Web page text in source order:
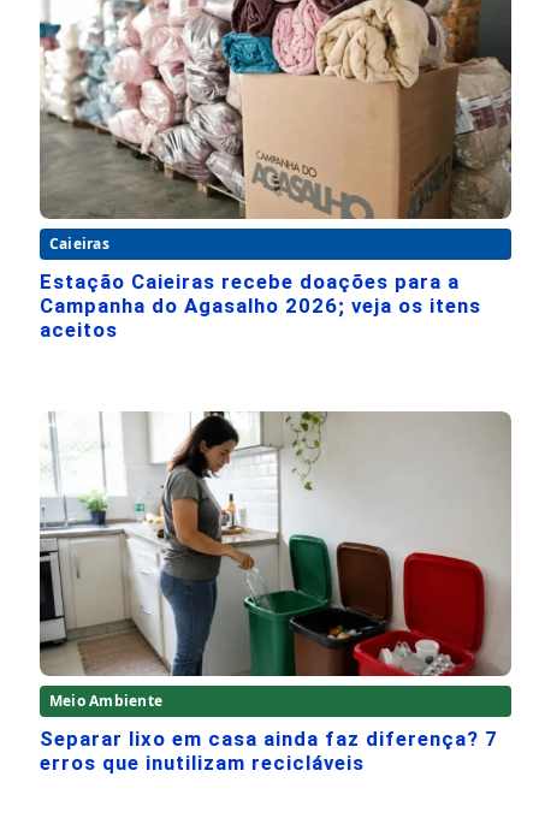
Caieiras
Estação Caieiras recebe doações para a
Campanha do Agasalho 2026; veja os itens
aceitos
Meio Ambiente
Separar lixo em casa ainda faz diferença? 7
erros que inutilizam recicláveis